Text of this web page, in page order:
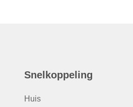
Snelkoppeling
Huis